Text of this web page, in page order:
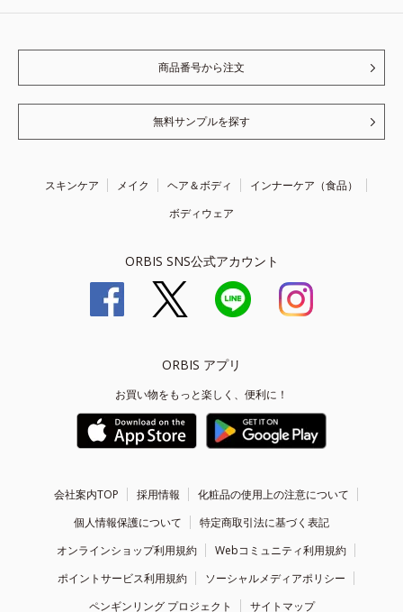
商品番号から注文
無料サンプルを探す
スキンケア メイク ヘア＆ボディ
インナーケア（食品）
ボディウェア
ORBIS SNS公式アカウント
ORBIS アプリ
お買い物をもっと楽しく、便利に！
会社案内TOP 採用情報
化粧品の使用上の注意について
個人情報保護について
特定商取引法に基づく表記
オンラインショップ利用規約
Webコミュニティ利用規約
ポイントサービス利用規約
ソーシャルメディアポリシー
ペンギンリング プロジェクト
サイトマップ